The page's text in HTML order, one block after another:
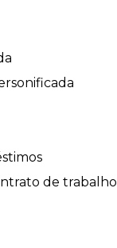
de trabalho